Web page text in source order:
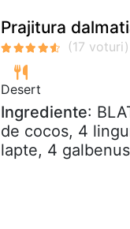
Prajitura
Desert
Ingrediente:
de cocos, 4
lapte, 4